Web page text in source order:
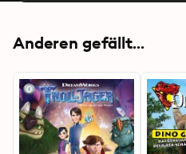
Anderen gefällt...